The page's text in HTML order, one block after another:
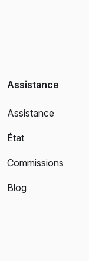
Assistance
Assistance
État
Commissions
Blog